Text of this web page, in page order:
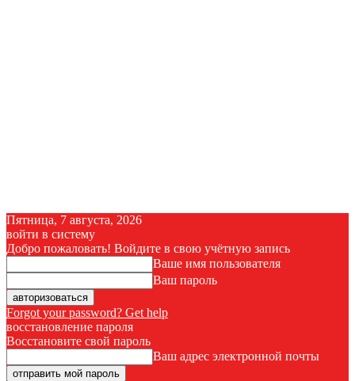
Пятница, 7 августа, 2026
войти в систему
Добро пожаловать! Войдите в свою учётную запись
Ваше имя пользователя
Ваш пароль
Forgot your password? Get help
восстановление пароля
Восстановите свой пароль
Ваш адрес электронной почты